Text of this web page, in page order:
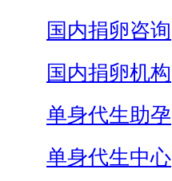
国内捐卵咨询
国内捐卵机构
单身代生助孕
单身代生中心